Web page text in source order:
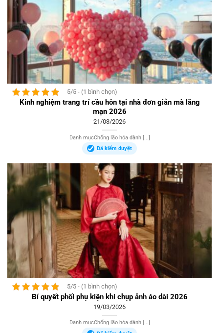
5/5 - (1 bình chọn)
Kinh nghiệm trang trí cầu hôn tại nhà đơn giản mà lãng
mạn 2026
21/03/2026
Danh mụcChống lão hóa dành [...]
Đã kiểm duyệt
5/5 - (1 bình chọn)
Bí quyết phối phụ kiện khi chụp ảnh áo dài 2026
19/03/2026
Danh mụcChống lão hóa dành [...]